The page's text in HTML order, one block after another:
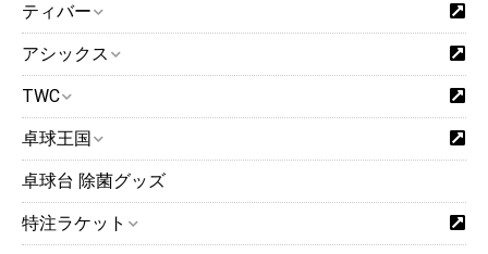
ティバー
アシックス
TWC
卓球王国
卓球台 除菌グッズ
特注ラケット